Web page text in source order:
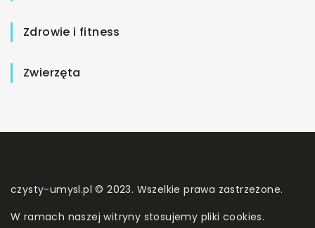
Zdrowie i fitness
Zwierzęta
czysty-umysl.pl © 2023. Wszelkie prawa zastrzeżone.
W ramach naszej witryny stosujemy pliki cookies.